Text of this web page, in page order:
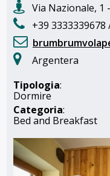
Via Nazionale, 1
+39 3333339678
Argentera
Tipologia:
Dormire
Categoria:
Bed and Breakfast